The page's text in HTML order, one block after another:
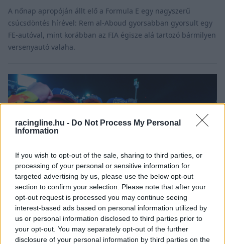
racingline.hu - Do Not Process My Personal
Information
If you wish to opt-out of the sale, sharing to third parties, or
processing of your personal or sensitive information for
targeted advertising by us, please use the below opt-out
section to confirm your selection. Please note that after your
opt-out request is processed you may continue seeing
interest-based ads based on personal information utilized by
us or personal information disclosed to third parties prior to
your opt-out. You may separately opt-out of the further
disclosure of your personal information by third parties on the
A nőnap apropóján állt elő a Formula E egy nagyszerű
csúcsdöntés hírével: Rem al-Aboud gyorsabban gyorsult egy
FE-autóval, mint korábban az FIA égisze alá tartozó bármilyen
versenyautó valaha.
FORMA-1 / 2023. DEC. 6.
Így néz ki Verstappen győzelmi